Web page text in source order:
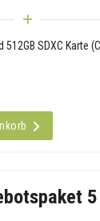
512GB SDXC Karte
5